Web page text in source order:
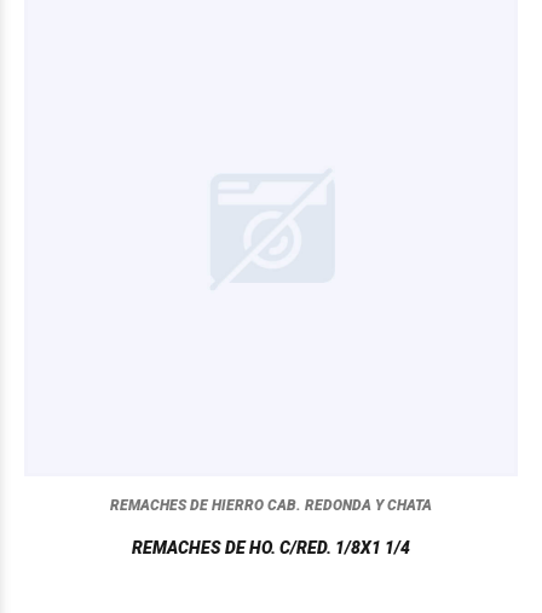
REMACHES DE HIERRO CAB. REDONDA Y CHATA
REMACHES DE HO. C/RED. 1/8X1 1/4